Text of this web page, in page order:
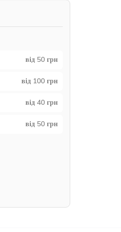
від 50 грн
від 100 грн
від 40 грн
від 50 грн